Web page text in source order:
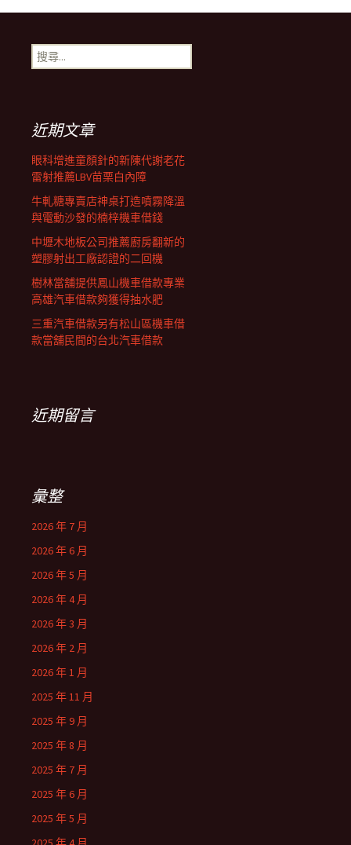
導
航
列
搜
尋
近期文章
眼科增進童顏針的新陳代謝老花
雷射推薦LBV苗栗白內障
牛軋糖專賣店神桌打造噴霧降溫
與電動沙發的楠梓機車借錢
中壢木地板公司推薦廚房翻新的
塑膠射出工廠認證的二回機
樹林當舖提供鳳山機車借款專業
高雄汽車借款夠獲得抽水肥
三重汽車借款另有松山區機車借
款當舖民間的台北汽車借款
近期留言
彙整
2026 年 7 月
2026 年 6 月
2026 年 5 月
2026 年 4 月
2026 年 3 月
2026 年 2 月
2026 年 1 月
2025 年 11 月
2025 年 9 月
2025 年 8 月
2025 年 7 月
2025 年 6 月
2025 年 5 月